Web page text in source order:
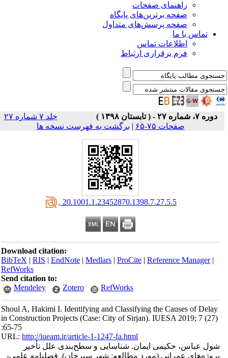
راهنمای صفحات
صفحه برترین‌های پایگاه
صفحه پرسش‌های متداول
تماس با ما
اطلاعات تماس
فرم برقراری ارتباط
دوره ۷، شماره ۲۷ - ( تابستان ۱۳۹۸ )
جلد ۷ شماره ۲۷
صفحات ۷۵-۶۵
| برگشت به فهرست نسخه ها
‎ 20.1001.1.23452870.1398.7.27.5.5
Download citation:
BibTeX|RIS|EndNote|Medlars|ProCite|Reference Manager
RefWorks
Send citation to:
Mendeley
Zotero RefWorks
Shoul A, Hakimi I. Identifying and Classifying the Causes of Delay
in Construction Projects (Case: City of Sirjan). IUESA 2019; 7 (27)
:65-75
URL:http://iueam.ir/article-1-1247-fa.html
شول عباس، حکیمی ایمان. شناسایی و سطح‌بندی علل تأخیر
پروژ‌ه‌های عمرانی (مورد مطالعه: شهر سیرجان). فصلنامه علمی-